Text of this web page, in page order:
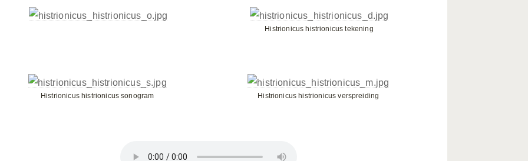
Histrionicus histrionicus tekening
Histrionicus histrionicus sonogram Histrionicus histrionicus verspreiding